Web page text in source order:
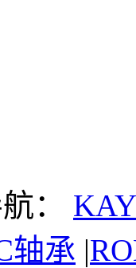
：
轴承 |